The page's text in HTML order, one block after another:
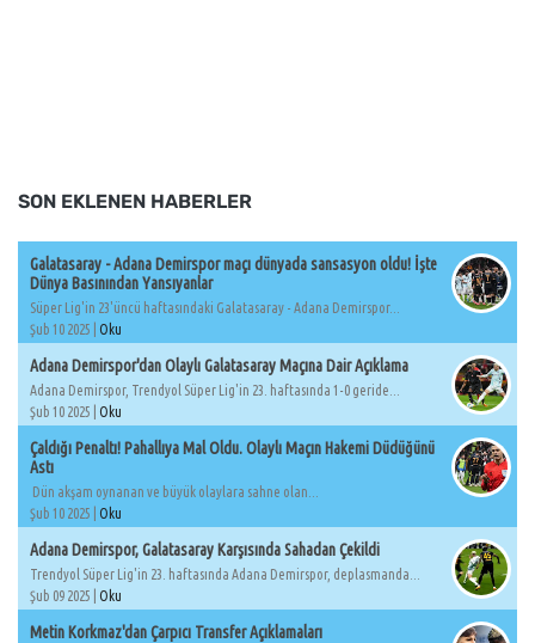
SON EKLENEN HABERLER
Galatasaray - Adana Demirspor maçı dünyada sansasyon oldu! İşte
Dünya Basınından Yansıyanlar
Süper Lig'in 23'üncü haftasındaki Galatasaray - Adana Demirspor...
Şub 10 2025 | Oku
Adana Demirspor'dan Olaylı Galatasaray Maçına Dair Açıklama
Adana Demirspor, Trendyol Süper Lig'in 23. haftasında 1-0 geride...
Şub 10 2025 | Oku
Çaldığı Penaltı! Pahallıya Mal Oldu. Olaylı Maçın Hakemi Düdüğünü
Astı
Dün akşam oynanan ve büyük olaylara sahne olan...
Şub 10 2025 | Oku
Adana Demirspor, Galatasaray Karşısında Sahadan Çekildi
Trendyol Süper Lig'in 23. haftasında Adana Demirspor, deplasmanda...
Şub 09 2025 | Oku
Metin Korkmaz'dan Çarpıcı Transfer Açıklamaları